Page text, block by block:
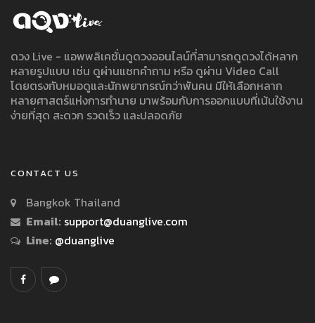
ดวง Live - แอพพลิเคชั่นดูดวงออนไลน์ที่สามารถดูดวงได้หลาก
หลายรูปแบบ เช่น ดูผ่านแชทคำถาม หรือ ดูผ่าน Video Call
โดยตรงกับหมอดูและนักพยากรณ์กว่าพันคน มีให้เลือกหลาก
หลายศาสตร์แห่งการทำนาย มาพร้อมกับการออกแบบที่เน้นใช้งาน
ง่ายที่สุด สะดวก รวดเร็ว และปลอดภัย
CONTACT US
Bangkok Thailand
Email: support@duanglive.com
Line: @duanglive